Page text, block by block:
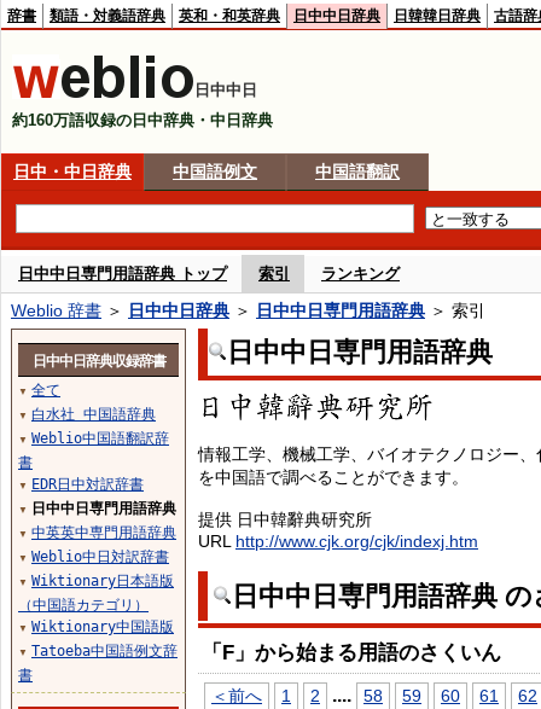
辞書 類語・対義語辞典 英和・和英辞典 日中中日辞典 日韓韓日辞典 古語辞
日中中日
約160万語収録の日中辞典・中日辞典
日中・中日辞典 中国語例文 中国語翻訳
日中中日専門用語辞典 トップ 索引 ランキング
Weblio 辞書 ＞ 日中中日辞典 ＞ 日中中日専門用語辞典 ＞ 索引
日中中日専門用語辞典
情報工学、機械工学、バイオテクノロジー
を中国語で調べることができます。
提供 日中韓辭典研究所
URL http://www.cjk.org/cjk/indexj.htm
日中中日専門用語辞典
「F」から始まる用語のさくいん
＜前へ 1 2 .... 58 59 60 61 62
日中中日辞典収録辞書
▼ 全て
▼ 白水社 中国語辞典
▼ Weblio中国語翻訳辞
書
▼ EDR日中対訳辞書
▼ 日中中日専門用語辞典
▼ 中英英中専門用語辞典
▼ Weblio中日対訳辞書
▼ Wiktionary日本語版
（中国語カテゴリ）
▼ Wiktionary中国語版
▼ Tatoeba中国語例文辞
書